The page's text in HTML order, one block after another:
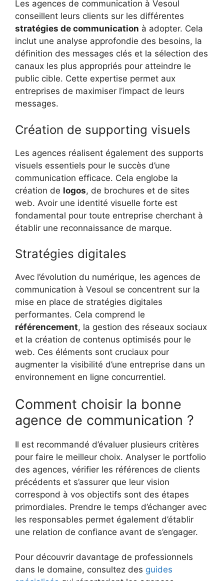
Les agences de communication à Vesoul
conseillent leurs clients sur les différentes
stratégies de communication à adopter. Cela
inclut une analyse approfondie des besoins, la
définition des messages clés et la sélection des
canaux les plus appropriés pour atteindre le
public cible. Cette expertise permet aux
entreprises de maximiser l’impact de leurs
messages.
Création de supporting visuels
Les agences réalisent également des supports
visuels essentiels pour le succès d’une
communication efficace. Cela englobe la
création de logos, de brochures et de sites
web. Avoir une identité visuelle forte est
fondamental pour toute entreprise cherchant à
établir une reconnaissance de marque.
Stratégies digitales
Avec l’évolution du numérique, les agences de
communication à Vesoul se concentrent sur la
mise en place de stratégies digitales
performantes. Cela comprend le
référencement, la gestion des réseaux sociaux
et la création de contenus optimisés pour le
web. Ces éléments sont cruciaux pour
augmenter la visibilité d’une entreprise dans un
environnement en ligne concurrentiel.
Comment choisir la bonne
agence de communication ?
Il est recommandé d’évaluer plusieurs critères
pour faire le meilleur choix. Analyser le portfolio
des agences, vérifier les références de clients
précédents et s’assurer que leur vision
correspond à vos objectifs sont des étapes
primordiales. Prendre le temps d’échanger avec
les responsables permet également d’établir
une relation de confiance avant de s’engager.
Pour découvrir davantage de professionnels
dans le domaine, consultez des guides